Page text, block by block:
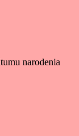
narodenia